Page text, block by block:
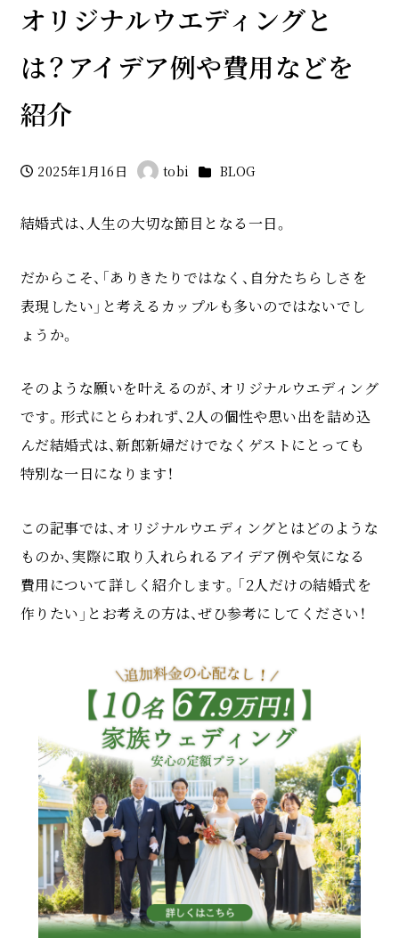
オリジナルウエディングと
は？アイデア例や費用などを
紹介
投稿日
2025年1月16日
著
tobi カテゴリー
BLOG
結婚式は、人生の大切な節目となる一日。
だからこそ、「ありきたりではなく、自分たちらしさを
表現したい」と考えるカップルも多いのではないでし
ょうか。
そのような願いを叶えるのが、オリジナルウエディング
です。形式にとらわれず、2人の個性や思い出を詰め込
んだ結婚式は、新郎新婦だけでなくゲストにとっても
特別な一日になります！
この記事では、オリジナルウエディングとはどのような
ものか、実際に取り入れられるアイデア例や気になる
費用について詳しく紹介します。「2人だけの結婚式を
作りたい」とお考えの方は、ぜひ参考にしてください！